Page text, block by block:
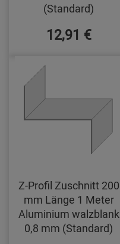
(Standard)
12,91 €
Z-Profil Zuschnitt 200
mm Länge 1 Meter
Aluminium walzblank
0,8 mm (Standard)